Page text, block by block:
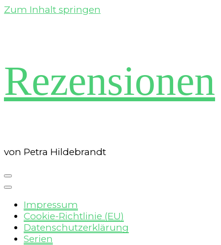
Zum Inhalt springen
Rezensionen
von Petra Hildebrandt
Impressum
Cookie-Richtlinie (EU)
Datenschutzerklärung
Serien